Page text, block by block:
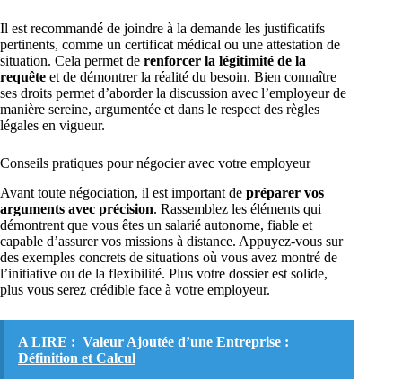
Il est recommandé de joindre à la demande les justificatifs
pertinents, comme un certificat médical ou une attestation de
situation. Cela permet de renforcer la légitimité de la
requête et de démontrer la réalité du besoin. Bien connaître
ses droits permet d’aborder la discussion avec l’employeur de
manière sereine, argumentée et dans le respect des règles
légales en vigueur.
Conseils pratiques pour négocier avec votre employeur
Avant toute négociation, il est important de préparer vos
arguments avec précision. Rassemblez les éléments qui
démontrent que vous êtes un salarié autonome, fiable et
capable d’assurer vos missions à distance. Appuyez-vous sur
des exemples concrets de situations où vous avez montré de
l’initiative ou de la flexibilité. Plus votre dossier est solide,
plus vous serez crédible face à votre employeur.
A LIRE : Valeur Ajoutée d’une Entreprise :
Définition et Calcul